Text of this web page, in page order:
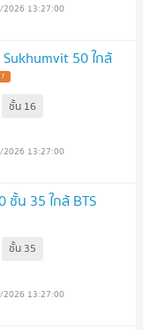
13:27:00
50 ใกล้
!
ชั้น 16
13:27:00
น 35 ใกล้ BTS
ชั้น 35
13:27:00